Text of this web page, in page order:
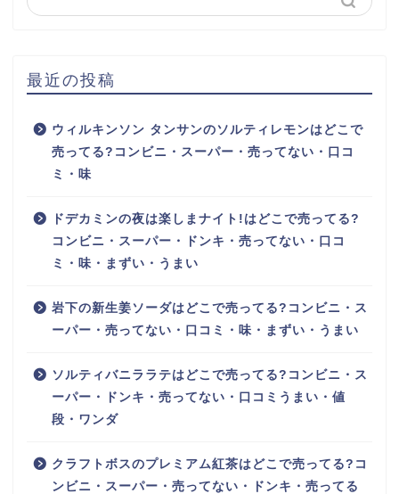
最近の投稿
ウィルキンソン タンサンのソルティレモンはどこで
売ってる?コンビニ・スーパー・売ってない・口コ
ミ・味
ドデカミンの夜は楽しまナイト!はどこで売ってる?
コンビニ・スーパー・ドンキ・売ってない・口コ
ミ・味・まずい・うまい
岩下の新生姜ソーダはどこで売ってる?コンビニ・ス
ーパー・売ってない・口コミ・味・まずい・うまい
ソルティバニララテはどこで売ってる?コンビニ・ス
ーパー・ドンキ・売ってない・口コミうまい・値
段・ワンダ
クラフトボスのプレミアム紅茶はどこで売ってる?コ
ンビニ・スーパー・売ってない・ドンキ・売ってる